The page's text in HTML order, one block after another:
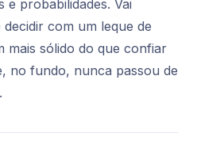
e probabilidades. Vai
com um leque de
mais sólido do que confiar
no fundo, nunca passou de